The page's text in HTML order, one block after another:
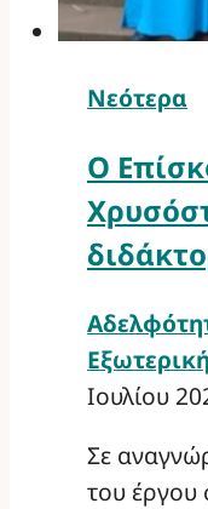
Νεότερα
Ο
Ιουλίου
Σε
του έργου